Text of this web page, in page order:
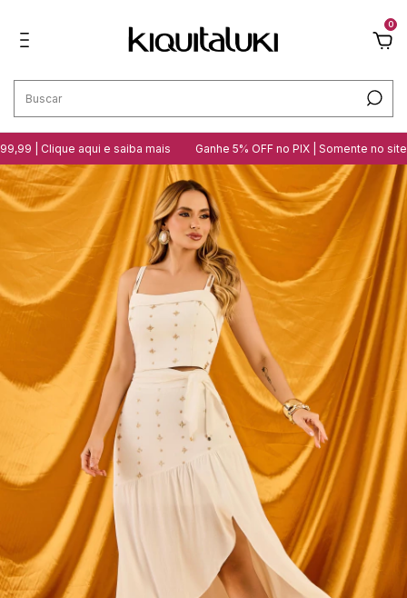
0
aqui e saiba mais Ganhe 5% OFF no PIX | Somente no site 10